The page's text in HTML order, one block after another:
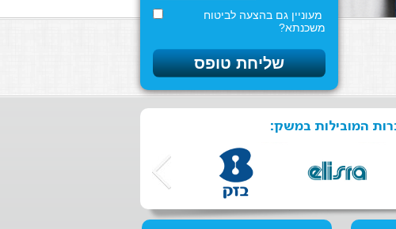
מעוניין גם בהצעה לביטוח
משכנתא?
המובילות במשק: